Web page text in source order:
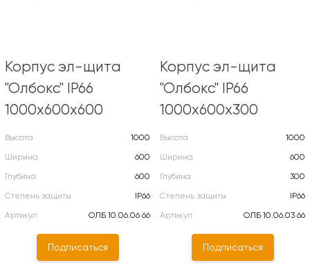
Корпус эл-щита
"Олбокс" IP66
1000х600х600
Высота
1000
Ширина
600
Глубина
600
Степень защиты
IP66
Артикул
ОЛБ 10.06.06 66
Подписаться
Корпус эл-щита
"Олбокс" IP66
1000х600х300
Высота
1000
Ширина
600
Глубина
300
Степень защиты
IP66
Артикул
ОЛБ 10.06.03 66
Подписаться